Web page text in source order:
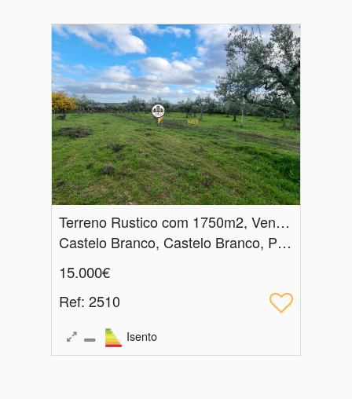
Terreno Rustico com 1750m2, Venda, Povoa de Rio Moinhos
Castelo Branco, Castelo Branco, Póvoa de Rio de Moinhos e Cafede
15.000€
Ref: 2510
Isento